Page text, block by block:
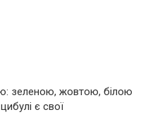
зеленою, жовтою, білою
є свої